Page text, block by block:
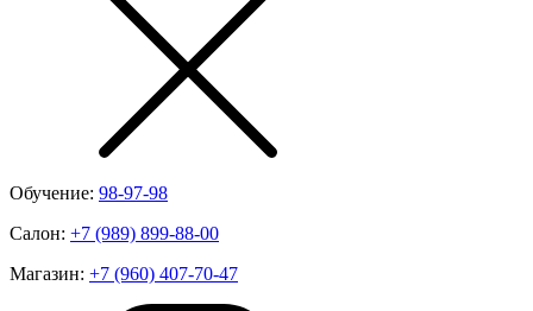
Обучение: 98-97-98
Салон: +7 (989) 899-88-00
Магазин: +7 (960) 407-70-47